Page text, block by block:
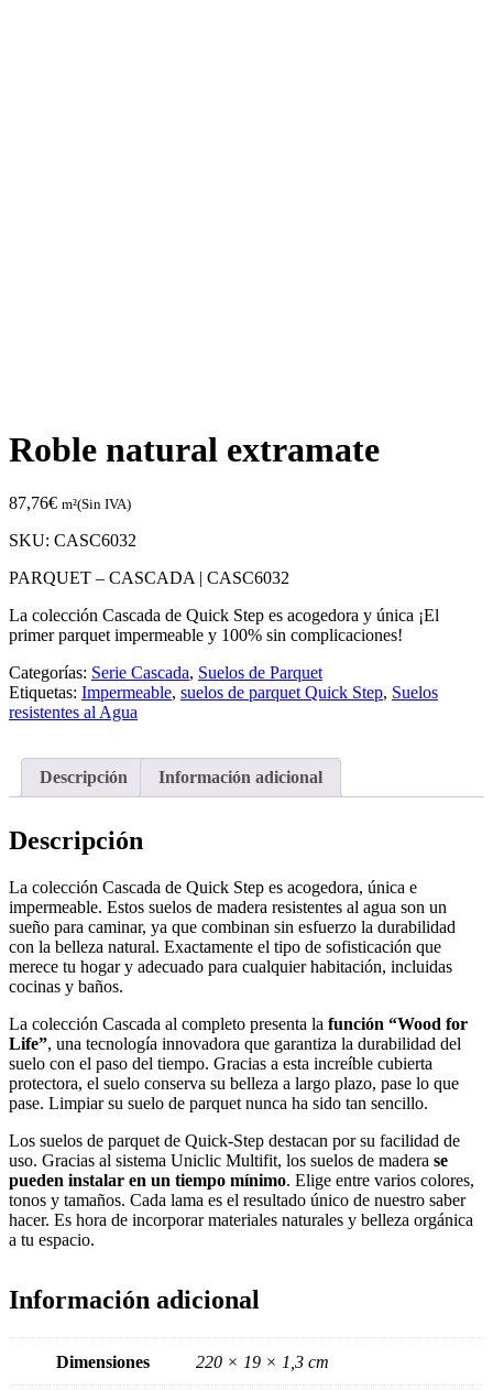
Roble natural extramate
87,76€ m²(Sin IVA)
SKU: CASC6032
PARQUET – CASCADA | CASC6032
La colección Cascada de Quick Step es acogedora y única ¡El
primer parquet impermeable y 100% sin complicaciones!
Categorías: Serie Cascada, Suelos de Parquet
Etiquetas: Impermeable, suelos de parquet Quick Step, Suelos
resistentes al Agua
Descripción Información adicional
Descripción
La colección Cascada de Quick Step es acogedora, única e
impermeable. Estos suelos de madera resistentes al agua son un
sueño para caminar, ya que combinan sin esfuerzo la durabilidad
con la belleza natural. Exactamente el tipo de sofisticación que
merece tu hogar y adecuado para cualquier habitación, incluidas
cocinas y baños.
La colección Cascada al completo presenta la función “Wood for
Life”, una tecnología innovadora que garantiza la durabilidad del
suelo con el paso del tiempo. Gracias a esta increíble cubierta
protectora, el suelo conserva su belleza a largo plazo, pase lo que
pase. Limpiar su suelo de parquet nunca ha sido tan sencillo.
Los suelos de parquet de Quick-Step destacan por su facilidad de
uso. Gracias al sistema Uniclic Multifit, los suelos de madera se
pueden instalar en un tiempo mínimo. Elige entre varios colores,
tonos y tamaños. Cada lama es el resultado único de nuestro saber
hacer. Es hora de incorporar materiales naturales y belleza orgánica
a tu espacio.
Información adicional
Dimensiones 220 × 19 × 1,3 cm